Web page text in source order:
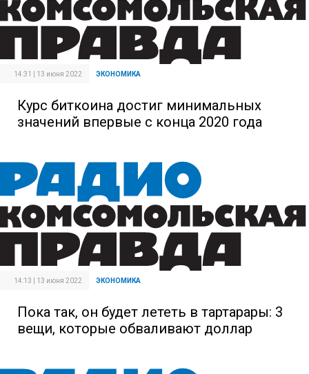
14:31 | 13 июня 2022 ЭКОНОМИКА
Курс биткоина достиг минимальных
значений впервые с конца 2020 года
14:13 | 13 июня 2022 ЭКОНОМИКА
Пока так, он будет лететь в тартарары: 3
вещи, которые обваливают доллар